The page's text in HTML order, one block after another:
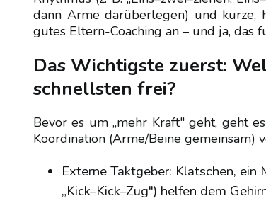
dann Arme darüberlegen) und kurze,
gutes Eltern-Coaching an – und ja, das
Das Wichtigste zuerst:
schnellsten frei?
Bevor es um „mehr Kraft" geht, geht
Koordination (Arme/Beine gemeinsam)
Externe Taktgeber: Klatschen,
„Kick–Kick–Zug") helfen dem